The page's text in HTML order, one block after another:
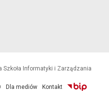
Informatyki i Zarządzania
Dla mediów Kontakt